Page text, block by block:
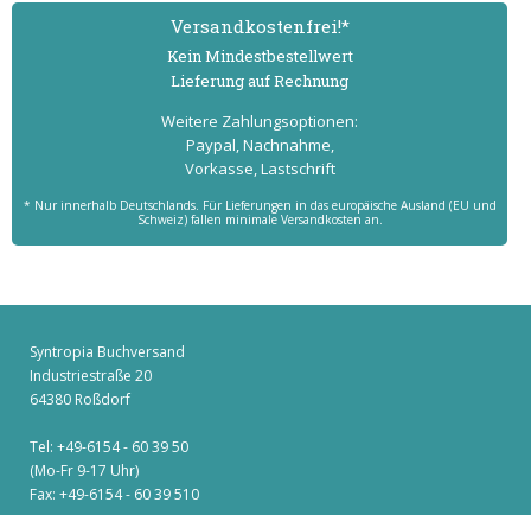
Versand­kostenfrei!*
Kein Mindest­bestell­wert
Lieferung auf Rechnung
Weitere Zahlungs­optionen:
Paypal, Nachnahme,
Vorkasse, Lastschrift
* Nur innerhalb Deutschlands. Für Lieferungen in das europäische Ausland (EU und
Schweiz) fallen minimale Versandkosten an.
Syntropia Buchversand
Industriestraße 20
64380 Roßdorf
Tel: +49-6154 - 60 39 50
(Mo-Fr 9-17 Uhr)
Fax: +49-6154 - 60 39 510